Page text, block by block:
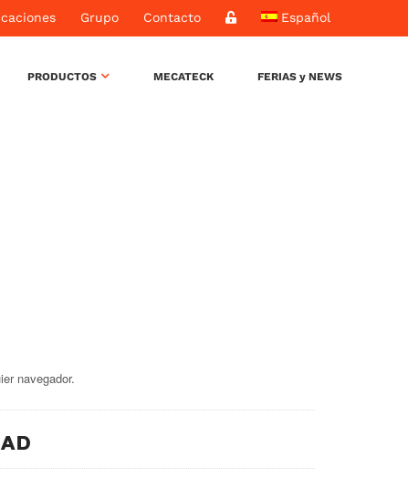
Grupo Contacto Español
PRODUCTOS MECATECK FERIAS y NEWS
navegador.